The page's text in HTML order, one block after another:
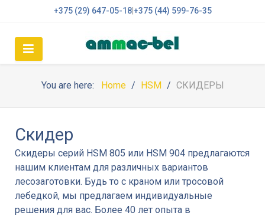
+375 (29) 647-05-18|+375 (44) 599-76-35
You are here: Home HSM СКИДЕРЫ
Скидер
Скидеры серий HSM 805 или HSM 904 предлагаются
нашим клиентам для различных вариантов
лесозаготовки. Будь то с краном или тросовой
лебедкой, мы предлагаем индивидуальные
решения для вас. Более 40 лет опыта в